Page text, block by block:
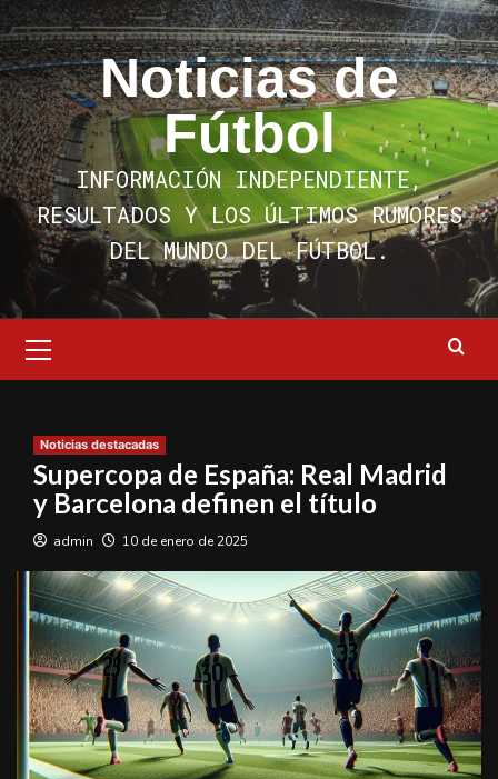
Saltar
al
contenido
Noticias de
Fútbol
INFORMACIÓN INDEPENDIENTE,
RESULTADOS Y LOS ÚLTIMOS RUMORES
DEL MUNDO DEL FÚTBOL.
primario
Noticias destacadas
Supercopa de España: Real Madrid
y Barcelona definen el título
admin 10 de enero de 2025